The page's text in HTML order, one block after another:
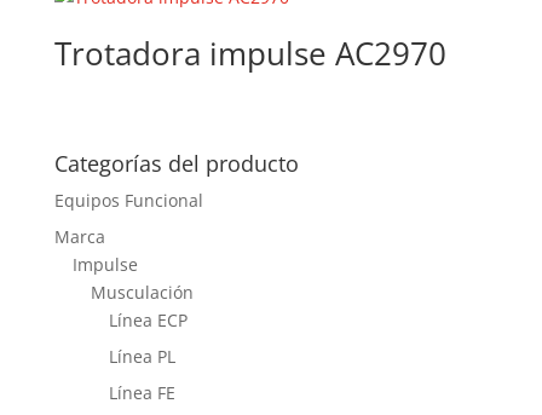
Trotadora impulse AC2970
Categorías del producto
Equipos Funcional
Marca
Impulse
Musculación
Línea ECP
Línea PL
Línea FE